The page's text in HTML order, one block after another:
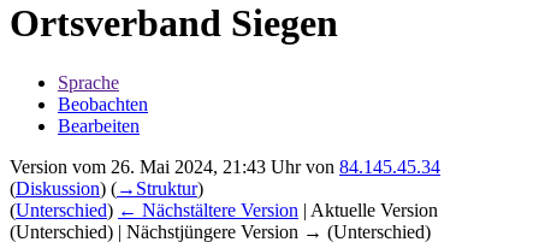
Ortsverband Siegen
Sprache
Beobachten
Bearbeiten
Version vom 26. Mai 2024, 21:43 Uhr von 84.145.45.34
(Diskussion) (→‎Struktur)
(Unterschied) ← Nächstältere Version | Aktuelle Version
(Unterschied) | Nächstjüngere Version → (Unterschied)